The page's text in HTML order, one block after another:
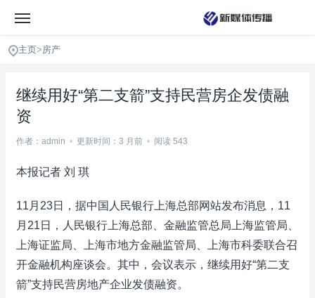
主页>房产
继续用好“第二支箭”支持民营房企发债融
资
作者：admin • 更新时间：3 月前 • 阅读 543
本报记者 刘 琪
11月23日，据中国人民银行上海总部网站发布消息，11
月21日，人民银行上海总部、金融监管总局上海监管局、
上海证监局、上海市地方金融监管局、上海市科委联合召
开金融机构座谈会。其中，会议表示，继续用好“第二支
箭”支持民营房地产企业发债融资。